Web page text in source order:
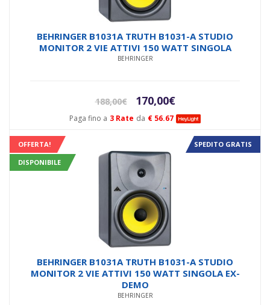
Paga fino a 3 Rate da € 56.67
BEHRINGER B1031A TRUTH B1031-A STUDIO
MONITOR 2 VIE ATTIVI 150 WATT SINGOLA
BEHRINGER
188,00€
Il
originale
170,00€Il
attuale
170,00€.
OFFERTA!
DISPONIBILE
SPEDITO GRATIS
BEHRINGER B1031A TRUTH B1031-A STUDIO
MONITOR 2 VIE ATTIVI 150 WATT SINGOLA EX-
DEMO
BEHRINGER